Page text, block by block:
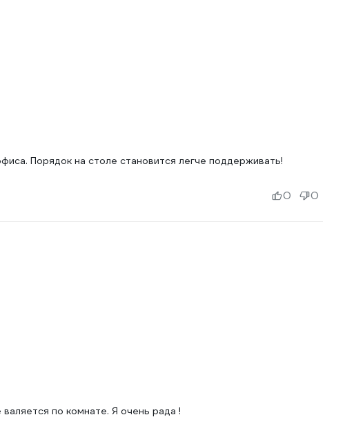
Порядок на столе становится легче поддерживать!
0 0
по комнате. Я очень рада !